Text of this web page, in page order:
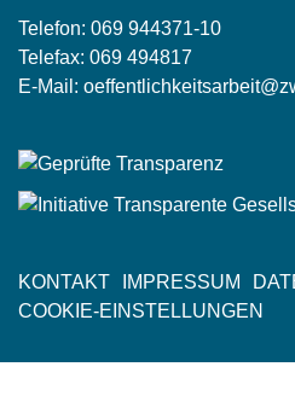
Telefon: 069 944371-10
Telefax: 069 494817
E-Mail:
Fußzeile
KONTAKT IMPRESSUM
COOKIE-EINSTELLUNGEN